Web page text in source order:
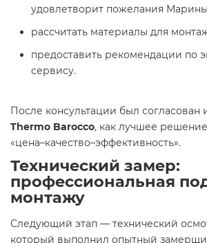
удовлетворит пожелания
рассчитать материалы для
предоставить рекомендации по
сервису.
После консультации был согласован
Thermo Barocco, как лучшее
«цена–качество–эффективность».
Технический замер:
профессиональная
монтажу
Следующий этап — технический
который выполнил опытный